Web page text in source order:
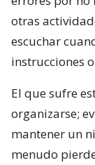
otras
escuchar
instrucciones
El que sufre
organizarse;
mantener un
menudo